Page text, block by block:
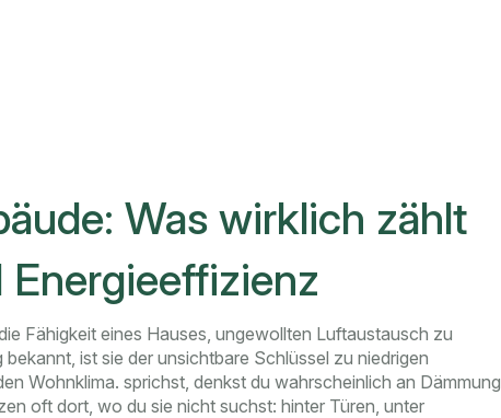
Was wirklich zählt
Fähigkeit eines Hauses, ungewollten Luftaustausch zu
bekannt, ist sie der unsichtbare Schlüssel zu niedrigen
Wohnklima. sprichst, denkst du wahrscheinlich an Dämmung
oft dort, wo du sie nicht suchst: hinter Türen, unter